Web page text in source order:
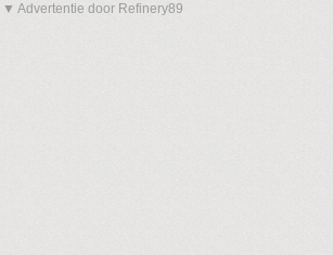
▼ Advertentie door Refinery89